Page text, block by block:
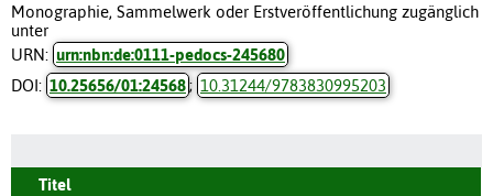
Monographie, Sammelwerk oder Erstveröffentlichung zugänglich
unter
URN: urn:nbn:de:0111-pedocs-245680
DOI: 10.25656/01:24568; 10.31244/9783830995203
Titel